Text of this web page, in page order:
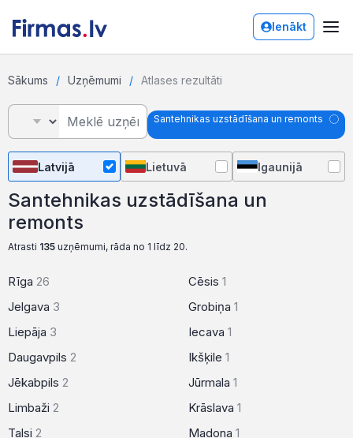
Ienākt
Sākums Uzņēmumi Atlases rezultāti
Santehnikas uzstādīšana un remonts
Latvijā Lietuvā Igaunijā
Santehnikas uzstādīšana un
remonts
Atrasti 135 uzņēmumi, rāda no 1 līdz 20.
Rīga 26
Jelgava 3
Liepāja 3
Daugavpils 2
Jēkabpils 2
Limbaži 2
Talsi 2
Cēsis 1
Grobiņa 1
Iecava 1
Ikšķile 1
Jūrmala 1
Krāslava 1
Madona 1